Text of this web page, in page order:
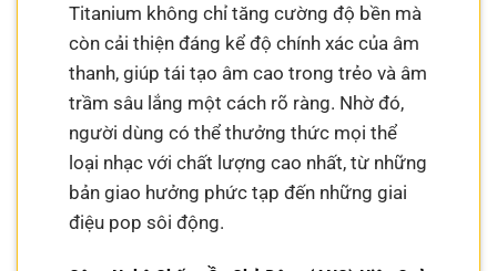
Titanium không chỉ tăng cường độ bền mà
còn cải thiện đáng kể độ chính xác của âm
thanh, giúp tái tạo âm cao trong trẻo và âm
trầm sâu lắng một cách rõ ràng. Nhờ đó,
người dùng có thể thưởng thức mọi thể
loại nhạc với chất lượng cao nhất, từ những
bản giao hưởng phức tạp đến những giai
điệu pop sôi động.